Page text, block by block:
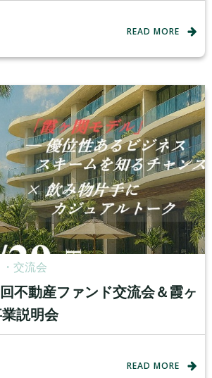
READ MORE
交流会
回不動産ファンド交流会＆霞ヶ
説明会
READ MORE